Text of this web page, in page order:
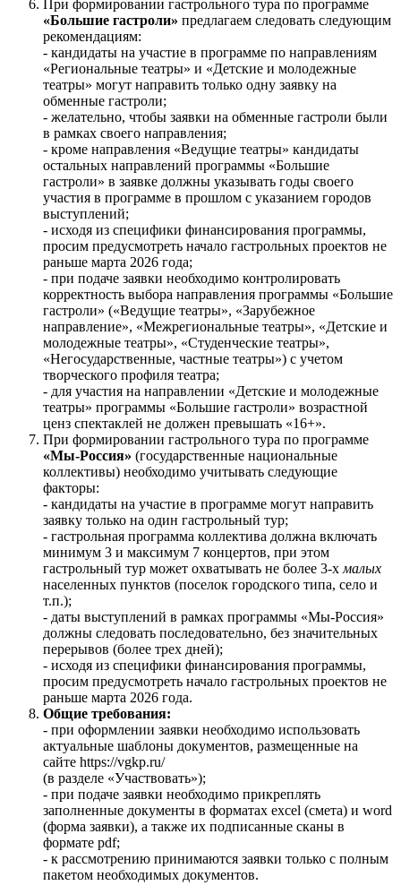
При формировании гастрольного тура по программе
«Большие гастроли» предлагаем следовать следующим
рекомендациям:
- кандидаты на участие в программе по направлениям
«Региональные театры» и «Детские и молодежные
театры» могут направить только одну заявку на
обменные гастроли;
- желательно, чтобы заявки на обменные гастроли были
в рамках своего направления;
- кроме направления «Ведущие театры» кандидаты
остальных направлений программы «Большие
гастроли» в заявке должны указывать годы своего
участия в программе в прошлом с указанием городов
выступлений;
- исходя из специфики финансирования программы,
просим предусмотреть начало гастрольных проектов не
раньше марта 2026 года;
- при подаче заявки необходимо контролировать
корректность выбора направления программы «Большие
гастроли» («Ведущие театры», «Зарубежное
направление», «Межрегиональные театры», «Детские и
молодежные театры», «Студенческие театры»,
«Негосударственные, частные театры») с учетом
творческого профиля театра;
- для участия на направлении «Детские и молодежные
театры» программы «Большие гастроли» возрастной
ценз спектаклей не должен превышать «16+».
При формировании гастрольного тура по программе
«Мы-Россия» (государственные национальные
коллективы) необходимо учитывать следующие
факторы:
- кандидаты на участие в программе могут направить
заявку только на один гастрольный тур;
- гастрольная программа коллектива должна включать
минимум 3 и максимум 7 концертов, при этом
гастрольный тур может охватывать не более 3-х малых
населенных пунктов (поселок городского типа, село и
т.п.);
- даты выступлений в рамках программы «Мы-Россия»
должны следовать последовательно, без значительных
перерывов (более трех дней);
- исходя из специфики финансирования программы,
просим предусмотреть начало гастрольных проектов не
раньше марта 2026 года.
Общие требования:
- при оформлении заявки необходимо использовать
актуальные шаблоны документов, размещенные на
сайте https://vgkp.ru/
(в разделе «Участвовать»);
- при подаче заявки необходимо прикреплять
заполненные документы в форматах excel (смета) и word
(форма заявки), а также их подписанные сканы в
формате pdf;
- к рассмотрению принимаются заявки только с полным
пакетом необходимых документов.